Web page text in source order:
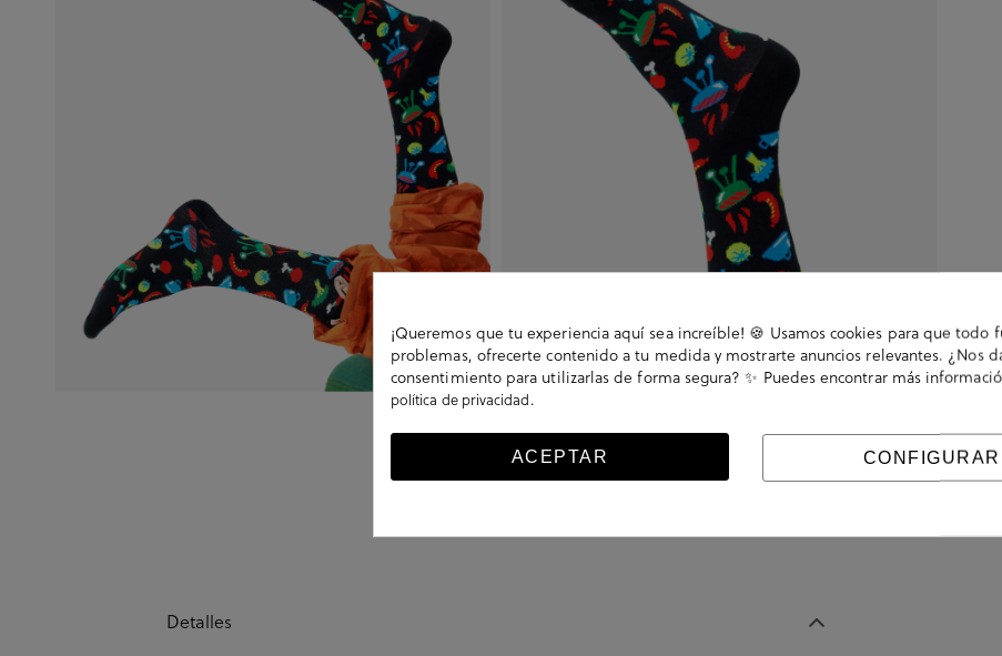
Detalles
¡Queremos que tu experiencia aquí sea increíble! 🍪 Usamos cookies para que todo
problemas, ofrecerte contenido a tu medida y mostrarte anuncios relevantes. ¿Nos
consentimiento para utilizarlas de forma segura? ✨ Puedes encontrar más
política de privacidad.
ACEPTAR CONFIGURAR